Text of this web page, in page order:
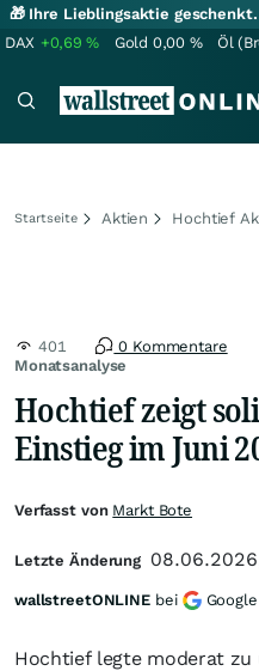
🎁 Ihre Lieblingsaktie
DAX +0,69% Gold 0,00 % Öl
Startseite Aktien Hochtief
Monatsanalyse
401 0 Kommentare
Hochtief zeigt
Einstieg im Juni
Hochtief legte moderat
Verfasst von Markt Bote
Letzte Änderung
wallstreetONLINE bei